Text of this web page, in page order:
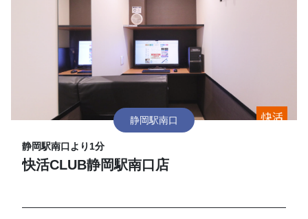
静岡駅南口
静岡駅南口より1分
快活CLUB静岡駅南口店